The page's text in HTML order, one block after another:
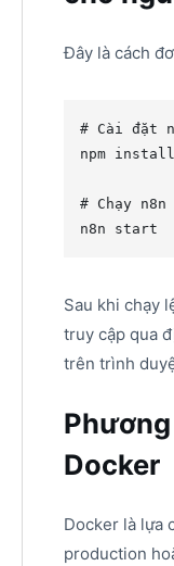
Đây là cách
# Cài đặt
npm
# Chạy n8n
n8n start
Sau khi chạy
truy cập qua
trên trình
Docker
Docker là lựa
production